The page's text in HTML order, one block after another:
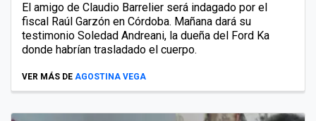
El amigo de Claudio Barrelier será indagado por el
fiscal Raúl Garzón en Córdoba. Mañana dará su
testimonio Soledad Andreani, la dueña del Ford Ka
donde habrían trasladado el cuerpo.
VER MÁS DE AGOSTINA VEGA